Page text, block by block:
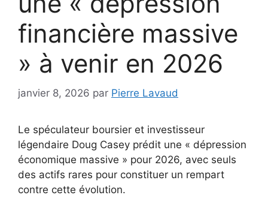
financière massive
» à venir en 2026
janvier 8, 2026 par Pierre Lavaud
Le spéculateur boursier et investisseur
légendaire Doug Casey prédit une « dépression
économique massive » pour 2026, avec seuls
des actifs rares pour constituer un rempart
contre cette évolution.